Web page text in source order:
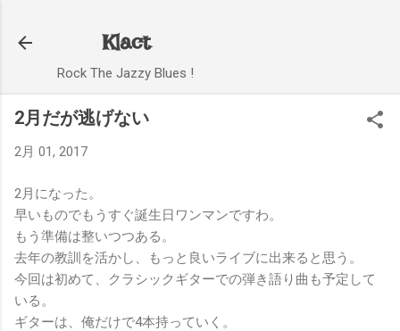
Klact
Rock The Jazzy Blues !
2月だが逃げない
2月 01, 2017
2月になった。
早いものでもうすぐ誕生日ワンマンですわ。
もう準備は整いつつある。
去年の教訓を活かし、もっと良いライブに出来ると思う。
今回は初めて、クラシックギターでの弾き語り曲も予定して
いる。
ギターは、俺だけで4本持っていく。